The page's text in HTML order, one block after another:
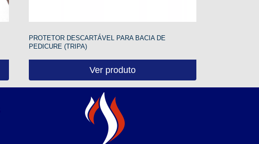
PROTETOR DESCARTÁVEL PARA BACIA DE
PEDICURE (TRIPA)
Ver produto